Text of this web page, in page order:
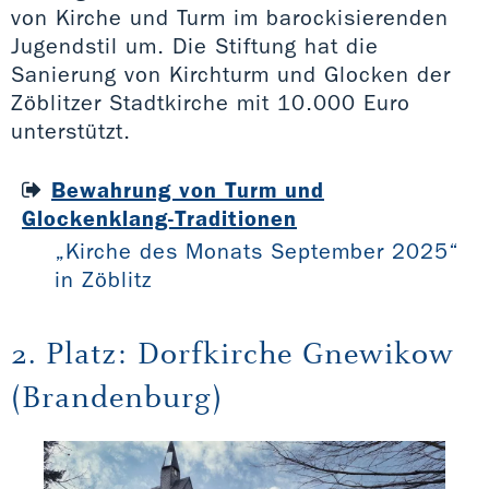
von Kirche und Turm im barockisierenden
Jugendstil um. Die Stiftung hat die
Sanierung von Kirchturm und Glocken der
Zöblitzer Stadtkirche mit 10.000 Euro
unterstützt.
Bewahrung von Turm und
Glockenklang-Traditionen
„Kirche des Monats September 2025“
in Zöblitz
2. Platz: Dorfkirche Gnewikow
(Brandenburg)